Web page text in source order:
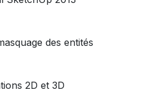
des entités
2D et 3D